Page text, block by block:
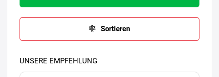
Sortieren
UNSERE EMPFEHLUNG